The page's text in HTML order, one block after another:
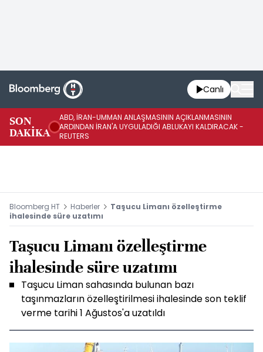
Canlı
SON
DAKİKA
ABD, İRAN-UMMAN ANLAŞMASININ AÇIKLANMASININ
ARDINDAN İRAN'A UYGULADIĞI ABLUKAYI KALDIRACAK -
REUTERS
Bloomberg HT Haberler
Taşucu Limanı özelleştirme
ihalesinde süre uzatımı
Taşucu Limanı özelleştirme
ihalesinde süre uzatımı
Taşucu Liman sahasında bulunan bazı
taşınmazların özelleştirilmesi ihalesinde son teklif
verme tarihi 1 Ağustos'a uzatıldı